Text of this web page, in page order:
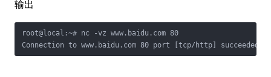
输出
root@local:~# nc -vz www.baidu.com 80
Connection to www.baidu.com 80 port [tcp/http] succeeded!